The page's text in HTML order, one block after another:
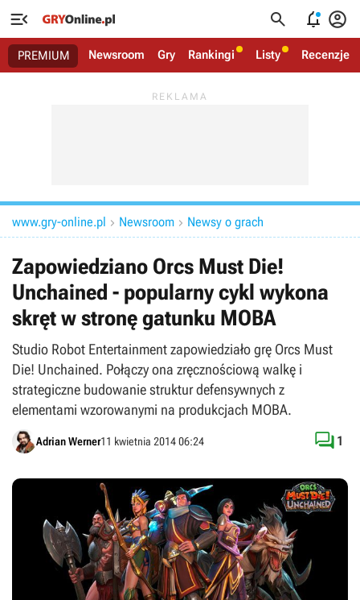
   
PREMIUM Newsroom Gry Rankingi Listy Recenzje
www.gry-online.pl  Newsroom  Newsy o grach
Zapowiedziano Orcs Must Die!
Unchained - popularny cykl wykona
skręt w stronę gatunku MOBA
Studio Robot Entertainment zapowiedziało grę Orcs Must
Die! Unchained. Połączy ona zręcznościową walkę i
strategiczne budowanie struktur defensywnych z
elementami wzorowanymi na produkcjach MOBA.
Adrian Werner11 kwietnia 2014 06:24  1